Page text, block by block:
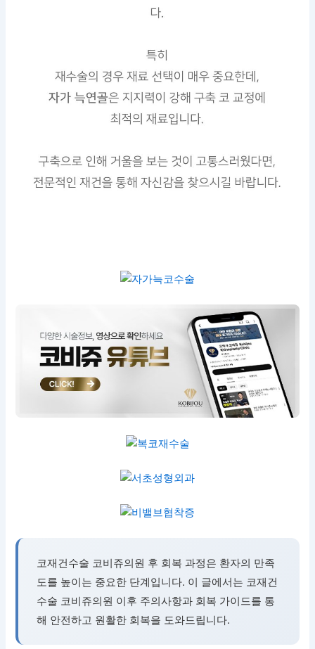
코재건수술 코비쥬의원 후 회복 과정은 환자의 만족
도를 높이는 중요한 단계입니다. 이 글에서는 코재건
수술 코비쥬의원 이후 주의사항과 회복 가이드를 통
해 안전하고 원활한 회복을 도와드립니다.